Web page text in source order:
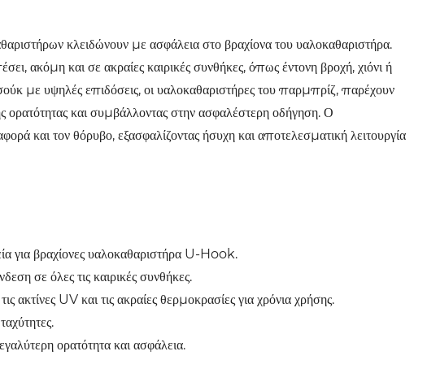
κλειδώνουν με ασφάλεια στο βραχίονα του υαλοκαθαριστήρα.
ακόμη και σε ακραίες καιρικές συνθήκες, όπως έντονη βροχή, χιόνι ή
με υψηλές επιδόσεις, οι υαλοκαθαριστήρες του παρμπρίζ, παρέχουν
και συμβάλλοντας στην ασφαλέστερη οδήγηση. Ο
και τον θόρυβο, εξασφαλίζοντας ήσυχη και αποτελεσματική λειτουργία
για βραχίονες υαλοκαθαριστήρα U-Hook.
σε όλες τις καιρικές συνθήκες.
ακτίνες UV και τις ακραίες θερμοκρασίες για χρόνια χρήσης.
ορατότητα και ασφάλεια.